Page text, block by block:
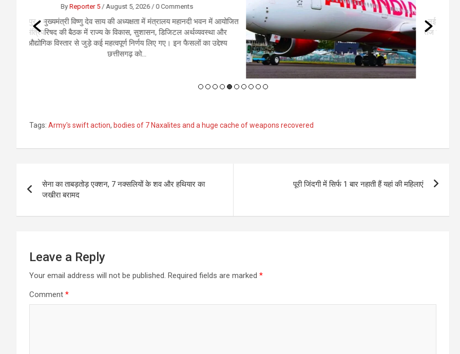
ByUser 6 August 4, 2026/0 Comments
नई दिल्ली। एअर इंडिया की फुकेट से दिल्ली आ रही फ्लाइट AI2379 मंगलवार को
तेज टर्बुलेंस की चपेट में आ गई। अचानक तेज झटकों के कारण विमान कई बार हिलने
लगा और कुछ समय के लिए नीचे की ओर आया।...
Tags: Army's swift action, bodies of 7 Naxalites and a huge cache of weapons recovered
navigation
सेना का ताबड़तोड़ एक्शन, 7 नक्‍सलियों के शव और हथियार का
जखीरा बरामद
पूरी जिंदगी में सिर्फ 1 बार नहाती हैं यहां की महिलाएं
Leave a Reply
Your email address will not be published. Required fields are marked *
Comment *